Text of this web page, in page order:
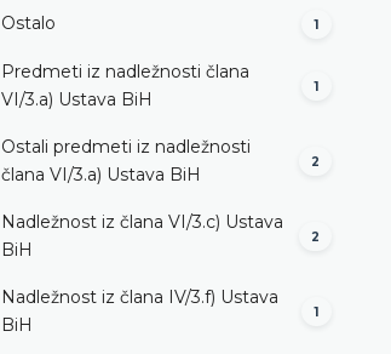
Ostalo 1
Predmeti iz nadležnosti člana
VI/3.а) Ustava BiH
1
Ostali predmeti iz nadležnosti
člana VI/3.а) Ustava BiH
2
Nadležnost iz člana VI/3.c) Ustava
BiH
2
Nadležnost iz člana IV/3.f) Ustava
BiH
1